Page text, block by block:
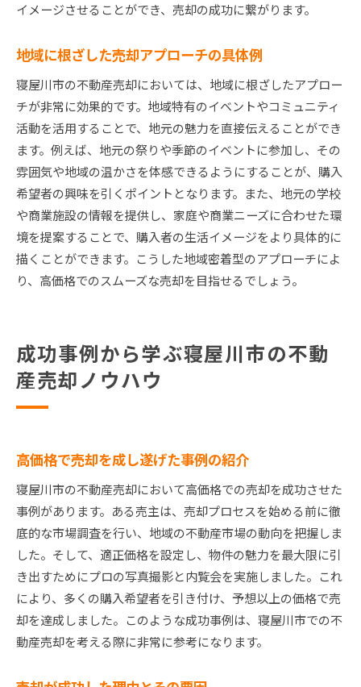
イメージさせることができ、売却の成功に繋がります。
地域に根ざした売却アプローチの具体例
寝屋川市の不動産売却においては、地域に根ざしたアプロー
チが非常に効果的です。地域特有のイベントやコミュニティ
活動を活用することで、地元の魅力を直接伝えることができ
ます。例えば、地元の祭りや季節のイベントに参加し、その
雰囲気や地域の温かさを体感できるようにすることが、購入
希望者の興味を引くポイントとなります。また、地元の学校
や商業施設の情報を提供し、家庭や商業ニーズに合わせた環
境を提案することで、購入者の生活イメージをより具体的に
描くことができます。こうした地域密着型のアプローチによ
り、高価格でのスムーズな売却を目指せるでしょう。
成功事例から学ぶ寝屋川市の不動
産売却ノウハウ
高価格で売却を成し遂げた事例の紹介
寝屋川市の不動産売却において高価格での売却を成功させた
事例があります。ある売主は、売却プロセスを始める前に徹
底的な市場調査を行い、地域の不動産市場の動向を把握しま
した。そして、適正価格を設定し、物件の魅力を最大限に引
き出すためにプロの写真撮影と内覧会を実施しました。これ
により、多くの購入希望者を引き付け、予想以上の価格で売
却を達成しました。このような成功事例は、寝屋川市での不
動産売却を考える際に非常に参考になります。